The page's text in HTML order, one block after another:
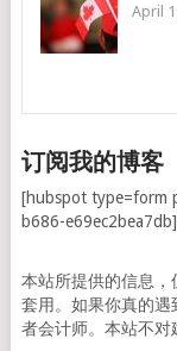
April
订阅我的博客
[hubspot type=form
b686-e69ec2bea7db]
本站所提供的信息
套用。如果你真的
者会计师。本站不对